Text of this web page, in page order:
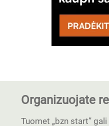
Organizuojate
Tuomet „bzn start”